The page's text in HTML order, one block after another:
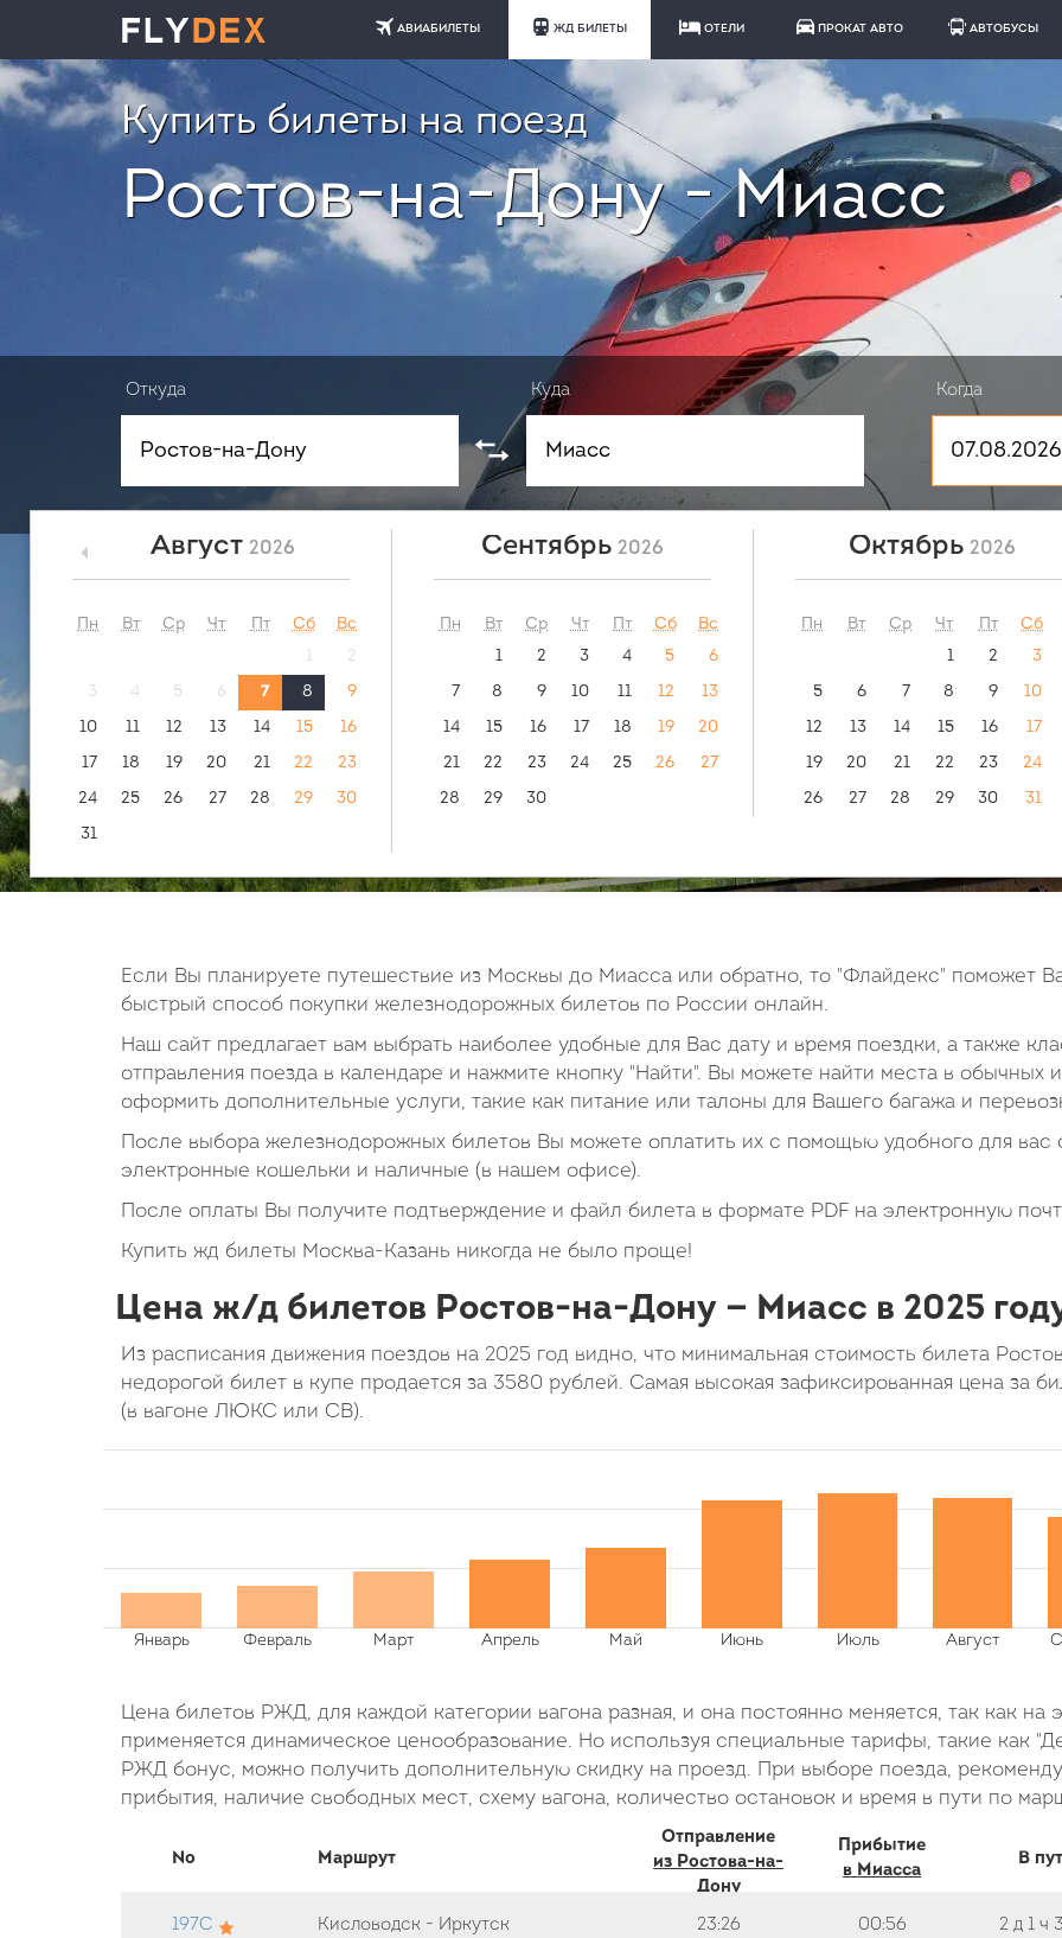
АВИАБИЛЕТЫ ЖД БИЛЕТЫ ОТЕЛИ ПРОКАТ АВТО АВТОБУСЫ
Купить билеты на поезд
Ростов-на-Дону - Миасс
Откуда Куда Когда
обратный маршрут: видео инструкция:
Если Вы планируете путешествие из Москвы до Миасса или обратно, то "Флайдекс" поможет
быстрый способ покупки железнодорожных билетов по России онлайн.
Наш сайт предлагает вам выбрать наиболее удобные для Вас дату и время поездки, а также
отправления поезда в календаре и нажмите кнопку "Найти". Вы можете найти места в обычных
оформить дополнительные услуги, такие как питание или талоны для Вашего багажа и
После выбора железнодорожных билетов Вы можете оплатить их с помощью удобного для вас
электронные кошельки и наличные (в нашем офисе).
После оплаты Вы получите подтверждение и файл билета в формате PDF на электронную
Купить жд билеты Москва-Казань никогда не было проще!
Цена ж/д билетов Ростов-на-Дону — Миасс в 2025
Из расписания движения поездов на 2025 год видно, что минимальная стоимость билета
недорогой билет в купе продается за 3580 рублей. Самая высокая зафиксированная цена за
(в вагоне ЛЮКС или СВ).
Цена билетов РЖД, для каждой категории вагона разная, и она постоянно меняется, так как на
применяется динамическое ценообразование. Но используя специальные тарифы, такие как
РЖД бонус, можно получить дополнительную скидку на проезд. При выборе поезда,
прибытия, наличие свободных мест, схему вагона, количество остановок и время в пути по
No Маршрут
Отправление
из Ростова-на-
Дону
Прибытие
в Миасса
В
197С Кисловодск - Иркутск 23:26 00:56 2 д1 ч
Август 2026
Пн Вт Ср Чт Пт Сб
Вс
1
2
3
4 5 6 7 8
9
10
11 12 13 14 15
16
17
18 19 20 21 22
23
24
25 26 27 28 29
30
31
Сентябрь 2026
Пн Вт Ср Чт Пт Сб
Вс
1
2 3 4 5
6
7
8 9 10 11 12
13
14
15 16 17 18 19
20
21
22 23 24 25 26
27
28
29 30
Октябрь 2026
Пн Вт Ср Чт Пт Сб
1
2 3
5
6 7 8 9 10
12
13 14 15 16 17
19
20 21 22 23 24
26
27 28 29 30 31